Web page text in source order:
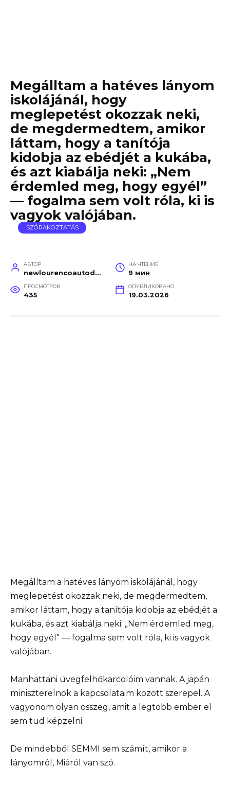
Megálltam a hatéves lányom
iskolájánál, hogy
meglepetést okozzak neki,
de megdermedtem, amikor
láttam, hogy a tanítója
kidobja az ebédjét a kukába,
és azt kiabálja neki: „Nem
érdemled meg, hogy egyél”
— fogalma sem volt róla, ki is
vagyok valójában.
SZÓRAKOZTATÁS
АВТОР
newlourencoautodetail
НА ЧТЕНИЕ
9 мин
ПРОСМОТРОВ
435
ОПУБЛИКОВАНО
19.03.2026
Megálltam a hatéves lányom iskolájánál, hogy
meglepetést okozzak neki, de megdermedtem,
amikor láttam, hogy a tanítója kidobja az ebédjét a
kukába, és azt kiabálja neki: „Nem érdemled meg,
hogy egyél” — fogalma sem volt róla, ki is vagyok
valójában.
Manhattani üvegfelhőkarcolóim vannak. A japán
miniszterelnök a kapcsolataim között szerepel. A
vagyonom olyan összeg, amit a legtöbb ember el
sem tud képzelni.
De mindebből SEMMI sem számít, amikor a
lányomról, Miáról van szó.